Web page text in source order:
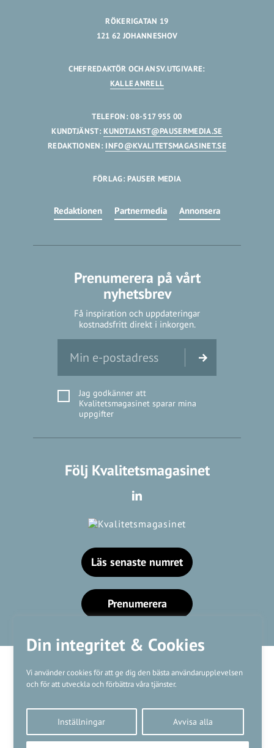
Din integritet & Cookies
Vi använder cookies för att ge dig den bästa användarupplevelsen
och för att utveckla och förbättra våra tjänster.
Inställningar Avvisa alla
RÖKERIGATAN 19
121 62 JOHANNESHOV
CHEFREDAKTÖR OCH ANSV.UTGIVARE:
KALLE ANRELL
TELEFON: 08-517 955 00
KUNDTJÄNST:KUNDTJANST@PAUSERMEDIA.SE
REDAKTIONEN: INFO@KVALITETSMAGASINET.SE
FÖRLAG: PAUSER MEDIA
Redaktionen Partnermedia Annonsera
Prenumerera på vårt
nyhetsbrev
Få inspiration och uppdateringar
kostnadsfritt direkt i inkorgen.
Jag godkänner att
Kvalitetsmagasinet sparar mina
uppgifter
Följ Kvalitetsmagasinet
Läs senaste numret
Prenumerera
Kundtjänst